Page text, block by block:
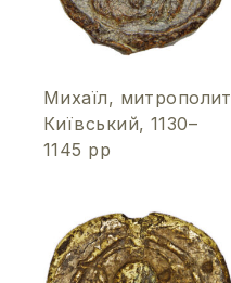
Михаїл, митрополит
Київський, 1130–
1145 рр